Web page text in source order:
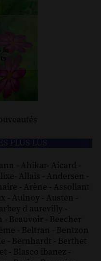
- Ahikar- Aicard -
- Allais - Andersen -
- Arène - Assollant
- Aulnoy - Austen -
d aurevilly -
- Beauvoir - Beecher
- Beltran - Bentzon
- Bernhardt - Berthet
- Blasco ibanez -